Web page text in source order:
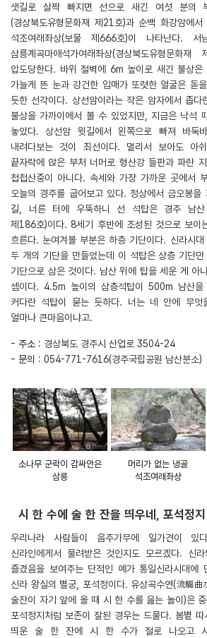
샛길로 살짝 빠지면 선으로 새긴 여섯 분의
(경상북도유형문화재 제21호)과 순백 화강암에
석조여래좌상(보물 제666호)이 나타난다. 서
삼릉계곡마애석가여래좌상(경상북도유형문화
압도당한다. 바위 절벽에 6m 높이로 새긴 불상
가늘게 뜬 눈과 강건한 입매가 또렷한 얼굴은 돋
듯한 선각이다. 상선암이라는 작은 암자에서 좁
불상을 가까이에서 볼 수 있었지만, 지금은 낙석
놓았다. 상선암 윗길에서 왼쪽으로 빠져 바둑
내려다보는 것이 최선이다. 멀리서 보아도 아
끝자락에 앉은 부처 너머로 형산강 들판과 파란
첩첩산중이 아니다. 속세와 가장 가까운 곳에서
오늘의 경주를 굽어보고 있다. 정상에서 금오봉을
길, 너른 터에 우뚝하니 선 석탑은 경주 남산
제186호)이다. 8세기 후반에 조성된 것으로 보이
흐른다. 눈여겨볼 부분은 하층 기단이다. 신라시
두 개의 기단을 만들었는데 이 석탑은 상층 기단
기단으로 삼은 것이다. 남산 위에 탑을 세운 게 아
셈이다. 4.5m 높이의 삼층석탑이 500m 남산을
커다란 석탑이 묻는 듯하다. 너는 네 안에 무엇
얼마나 큰마음이냐고.
- 주소 : 경상북도 경주시 산업로 3504-24
- 문의 : 054-771-7616(경주국립공원 남산분소)
소나무 군락이 감싸안은
삼릉
머리가 없는 냉골
석조여래좌상
시 한 수에 술 한 잔을 띄우네, 포석정지
우리나라 사람들이 음주가무에 일가견이
신라인에게서 물려받은 것인지도 모르겠다. 신
즐겼음을 보여주는 단적인 예가 통일신라시대에
신라 왕실의 별궁, 포석정이다. 유상곡수연(流觴曲
술잔이 자기 앞에 올 때 시 한 수를 읊는 놀이)은
포석정지처럼 보존이 잘된 경우는 드물다. 봄볕
띄운 술 한 잔에 시 한 수가 절로 나오고